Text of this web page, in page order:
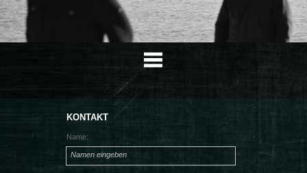
PRESSE
Name:
Namen eingeben
KONTAKT